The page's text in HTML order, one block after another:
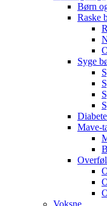
Børn
Raske
Syge
Mave-
Voksne